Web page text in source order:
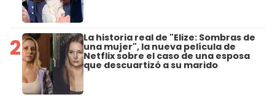
2 La historia real de "Elize: Sombras de
una mujer", la nueva película de
Netflix sobre el caso de una esposa
que descuartizó a su marido